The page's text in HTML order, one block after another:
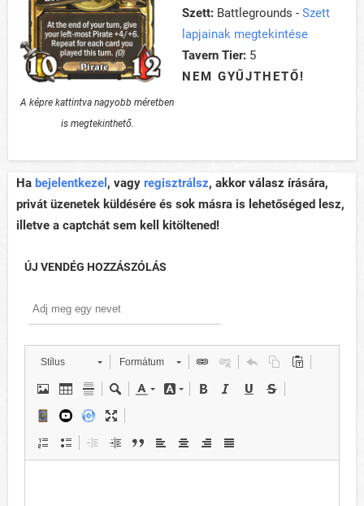
A képre kattintva nagyobb méretben
is megtekinthető.
Szett: Battlegrounds - Szett
lapjainak megtekintése
Tavern Tier: 5
NEM GYŰJTHETŐ!
Ha bejelentkezel , vagy regisztrálsz, akkor válasz írására,
privát üzenetek küldésére és sok másra is lehetőséged lesz,
illetve a captchát sem kell kitöltened!
ÚJ VENDÉG HOZZÁSZÓLÁS
Stílus Formátum